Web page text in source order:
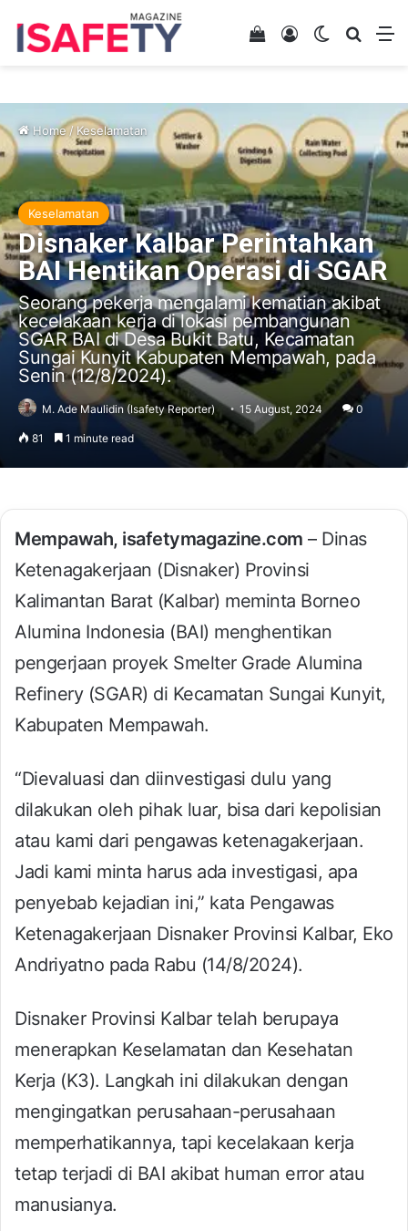
Switch skin
Log In
View your
Home /Keselamatan
Keselamatan
Disnaker Kalbar Perintahkan
BAI Hentikan Operasi di SGAR
Seorang pekerja mengalami kematian akibat
kecelakaan kerja di lokasi pembangunan
SGAR BAI di Desa Bukit Batu, Kecamatan
Sungai Kunyit Kabupaten Mempawah, pada
Senin (12/8/2024).
M. Ade Maulidin (Isafety Reporter) 15 August, 2024 0
81 1 minute read
Mempawah, isafetymagazine.com – Dinas
Ketenagakerjaan (Disnaker) Provinsi
Kalimantan Barat (Kalbar) meminta Borneo
Alumina Indonesia (BAI) menghentikan
pengerjaan proyek Smelter Grade Alumina
Refinery (SGAR) di Kecamatan Sungai Kunyit,
Kabupaten Mempawah.
“Dievaluasi dan diinvestigasi dulu yang
dilakukan oleh pihak luar, bisa dari kepolisian
atau kami dari pengawas ketenagakerjaan.
Jadi kami minta harus ada investigasi, apa
penyebab kejadian ini,” kata Pengawas
Ketenagakerjaan Disnaker Provinsi Kalbar, Eko
Andriyatno pada Rabu (14/8/2024).
Disnaker Provinsi Kalbar telah berupaya
menerapkan Keselamatan dan Kesehatan
Kerja (K3). Langkah ini dilakukan dengan
mengingatkan perusahaan-perusahaan
memperhatikannya, tapi kecelakaan kerja
tetap terjadi di BAI akibat human error atau
manusianya.